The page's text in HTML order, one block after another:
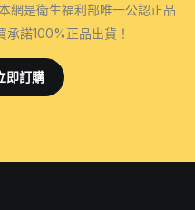
網是衛生福利部唯一公認正品
承諾100%正品出貨！
即訂購